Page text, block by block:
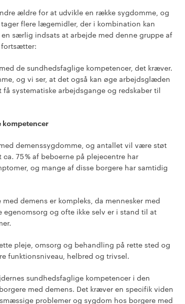
ældre for at udvikle en række sygdomme, og
flere lægemidler, der i kombination kan
særlig indsats at arbejde med denne gruppe af
fortsætter:
de sundhedsfaglige kompetencer, det kræver.
og vi ser, at det også kan øge arbejdsglæden
systematiske arbejdsgange og redskaber til
kompetencer
demenssygdomme, og antallet vil være støt
75 % af beboerne på plejecentre har
og mange af disse borgere har samtidig
demens er kompleks, da mennesker med
og ofte ikke selv er i stand til at
pleje, omsorg og behandling på rette sted og
funktionsniveau, helbred og trivsel.
sundhedsfaglige kompetencer i den
med demens. Det kræver en specifik viden
problemer og sygdom hos borgere med